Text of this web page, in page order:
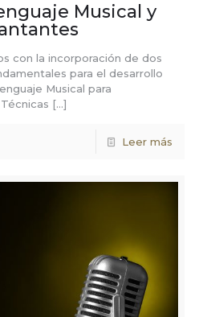
Musical y
con la incorporación de dos
para el desarrollo
Musical para
[…]
Leer más